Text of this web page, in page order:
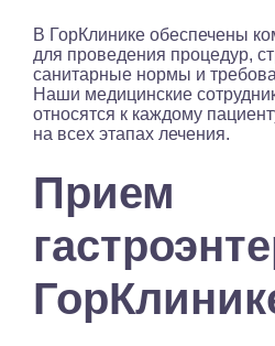
В ГорКлинике обеспечены
для проведения процедур,
санитарные нормы и
Наши медицинские
относятся к каждому
на всех этапах лечения.
Прием